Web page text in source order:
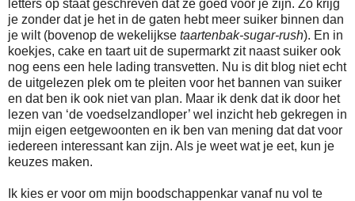
letters op staat geschreven dat ze goed voor je zijn. Zo krijg
je zonder dat je het in de gaten hebt meer suiker binnen dan
je wilt (bovenop de wekelijkse taartenbak-sugar-rush). En in
koekjes, cake en taart uit de supermarkt zit naast suiker ook
nog eens een hele lading transvetten. Nu is dit blog niet echt
de uitgelezen plek om te pleiten voor het bannen van suiker
en dat ben ik ook niet van plan. Maar ik denk dat ik door het
lezen van ‘de voedselzandloper’ wel inzicht heb gekregen in
mijn eigen eetgewoonten en ik ben van mening dat dat voor
iedereen interessant kan zijn. Als je weet wat je eet, kun je
keuzes maken.
Ik kies er voor om mijn boodschappenkar vanaf nu vol te